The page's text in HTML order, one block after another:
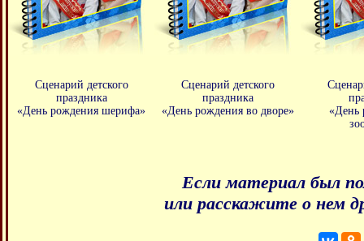
Сценарий детского
праздника
«День рождения шерифа»
Сценарий детского
праздника
«День рождения во дворе»
«День
Если материал был
или расскажите о нем